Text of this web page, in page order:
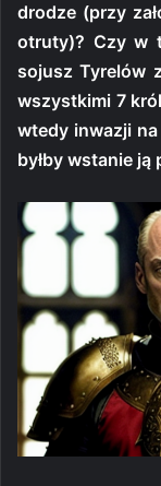
drodze (przy
otruty)? Czy w
sojusz Tyrelów
wszystkimi 7
wtedy inwazji
byłby wstanie